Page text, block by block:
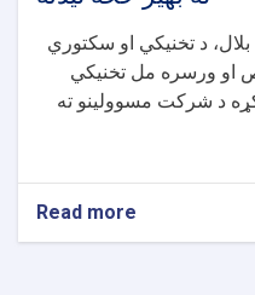
د تخنیکي او سکتوري
او ورسره مل تخنیکي
د شرکت مسوولینو ته
Read more
له